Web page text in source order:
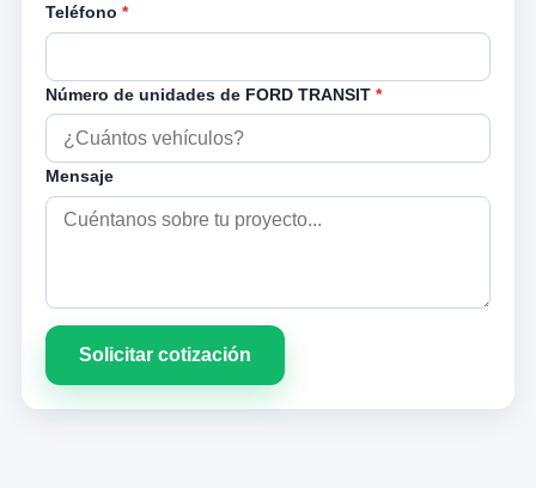
Teléfono *
Número de unidades de FORD TRANSIT *
Mensaje
Solicitar cotización